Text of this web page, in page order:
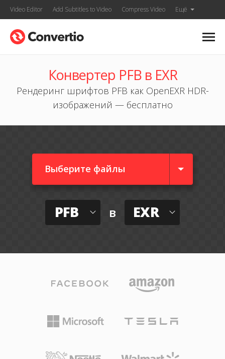
Video Editor Add Subtitles to Video Compress Video Ещё
Конвертер PFB в EXR
Рендеринг шрифтов PFB как OpenEXR HDR-
изображений — бесплатно
Выберите файлы
PFB в EXR